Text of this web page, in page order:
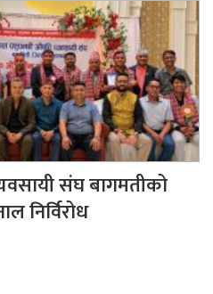
संघ बागमतीको
निर्विरोध